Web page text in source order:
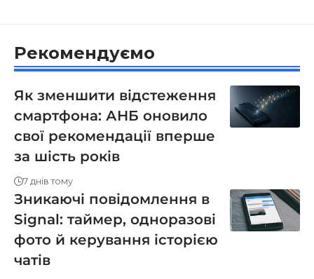
Рекомендуємо
Як зменшити відстеження
смартфона: АНБ оновило
свої рекомендації вперше
за шість років
7 днів тому
Зникаючі повідомлення в
Signal: таймер, одноразові
фото й керування історією
чатів